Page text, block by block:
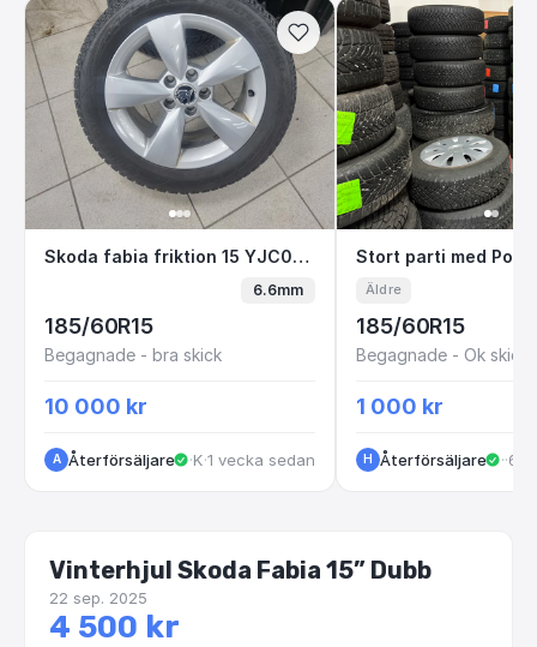
Skoda fabia friktion 15 YJC09P i3-2
Skoda fabia friktion 15 YJC09P i3-2
6.6mm
185/60R15
Begagnade - bra skick
10 000 kr
A Återförsäljare · Kungälv
·1 vecka sedan
Stort parti med
Äldre
185/60R15
Begagnade - Ok skick
1 000 kr
H Återförsäljare ··6
Vinterhjul Skoda Fabia 15” Dubb
22 sep. 2025
4 500 kr